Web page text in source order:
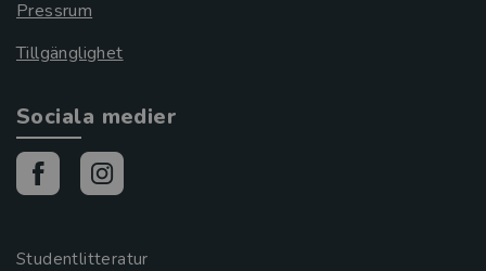
Pressrum
Tillgänglighet
Sociala medier
Studentlitteratur